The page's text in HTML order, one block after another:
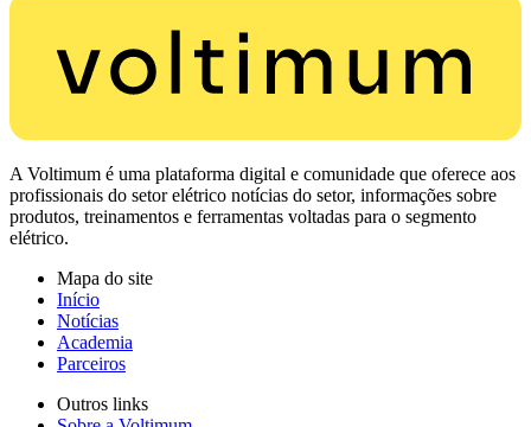
A Voltimum é uma plataforma digital e comunidade que oferece aos
profissionais do setor elétrico notícias do setor, informações sobre
produtos, treinamentos e ferramentas voltadas para o segmento
elétrico.
Mapa do site
Início
Notícias
Academia
Parceiros
Outros links